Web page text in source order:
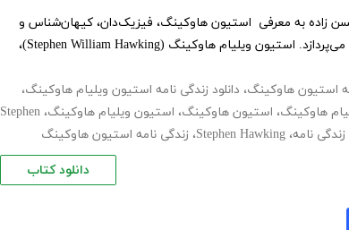
زاده به معرفی استیون هاوکینگ، فیزیک‌دان، کیهان‌شناس و
نویسنده‌ی بریتانیایی و بیان بخشی از زندگی وی می‌پردازد. استیون ویلیام هاوکینگ (Stephen William Hawking)،
، دانلود زندگی نامه استیون ویلیام هاوکینگ،
هاوکینگ، استیون هاوکینگ، استیون ویلیام هاوکینگ، Stephen
زندگی نامه، Stephen Hawking، زندگی نامه استیون هاوکینگ
دانلود کتاب